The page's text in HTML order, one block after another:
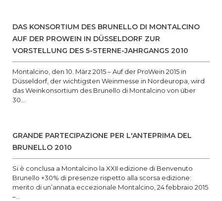
DAS KONSORTIUM DES BRUNELLO DI MONTALCINO
AUF DER PROWEIN IN DÜSSELDORF ZUR
VORSTELLUNG DES 5-STERNE-JAHRGANGS 2010
Montalcino, den 10. März 2015 – Auf der ProWein 2015 in
Düsseldorf, der wichtigsten Weinmesse in Nordeuropa, wird
das Weinkonsortium des Brunello di Montalcino von über
30...
GRANDE PARTECIPAZIONE PER L'ANTEPRIMA DEL
BRUNELLO 2010
Si è conclusa a Montalcino la XXII edizione di Benvenuto
Brunello +30% di presenze rispetto alla scorsa edizione:
merito di un’annata eccezionale Montalcino, 24 febbraio 2015
–...